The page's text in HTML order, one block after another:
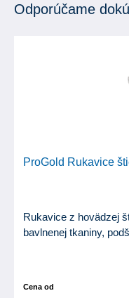
Odporúčame
ProGold Rukavice
Rukavice z hovädzej
bavlnenej tkaniny,
Cena od